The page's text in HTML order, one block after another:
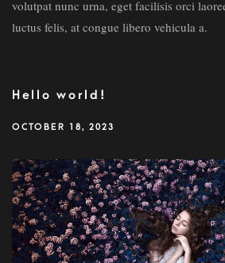
volutpat nunc urna, eget facilisis orci
luctus felis, at congue libero vehicula a.
Hello world!
OCTOBER 18, 2023